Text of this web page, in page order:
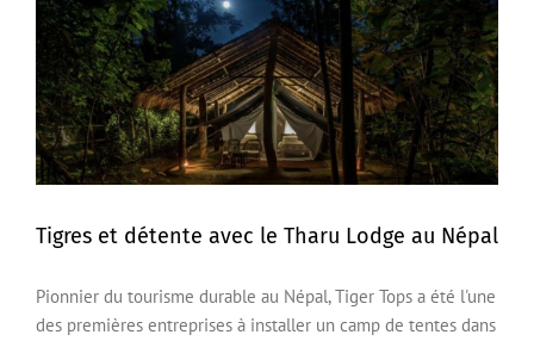
Tigres et détente avec le Tharu Lodge au Népal
Tigres et détente avec le Tharu Lodge au Népal
Pionnier du tourisme durable au Népal, Tiger Tops a été l'une
des premières entreprises à installer un camp de tentes dans